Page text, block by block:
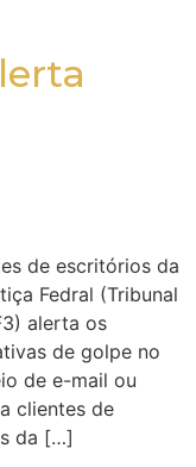
de escritórios da
Fedral (Tribunal
alerta os
de golpe no
de e-mail ou
clientes de
da […]